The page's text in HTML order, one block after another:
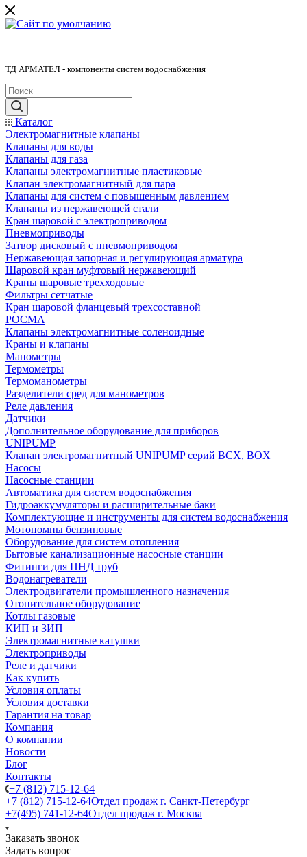
ТД АРМАТЕЛ - компоненты систем водоснабжения
Каталог
Электромагнитные клапаны
Клапаны для воды
Клапаны для газа
Клапаны электромагнитные пластиковые
Клапан электромагнитный для пара
Клапаны для систем с повышенным давлением
Клапаны из нержавеющей стали
Кран шаровой с электроприводом
Пневмоприводы
Затвор дисковый с пневмоприводом
Нержавеющая запорная и регулирующая арматура
Шаровой кран муфтовый нержавеющий
Краны шаровые трехходовые
Фильтры сетчатые
Кран шаровой фланцевый трехсоставной
РОСМА
Клапаны электромагнитные соленоидные
Краны и клапаны
Манометры
Термометры
Термоманометры
Разделители сред для манометров
Реле давления
Датчики
Дополнительное оборудование для приборов
UNIPUMP
Клапан электромагнитный UNIPUMP серий BCX, BOX
Насосы
Насосные станции
Автоматика для систем водоснабжения
Гидроаккумуляторы и расширительные баки
Комплектующие и инструменты для систем водоснабжения
Мотопомпы бензиновые
Оборудование для систем отопления
Бытовые канализационные насосные станции
Фитинги для ПНД труб
Водонагреватели
Электродвигатели промышленного назначения
Отопительное оборудование
Котлы газовые
КИП и ЗИП
Электромагнитные катушки
Электроприводы
Реле и датчики
Как купить
Условия оплаты
Условия доставки
Гарантия на товар
Компания
О компании
Новости
Блог
Контакты
+7 (812) 715-12-64
+7 (812) 715-12-64Отдел продаж г. Санкт-Петербург
+7(495) 741-12-64Отдел продаж г. Москва
Заказать звонок
Задать вопрос